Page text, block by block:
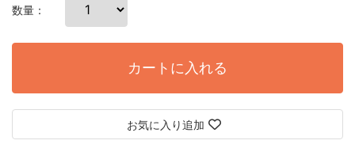
数量：
カートに入れる
お気に入り追加